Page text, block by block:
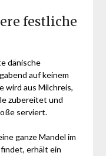
festliche
dänische
auf keinem
wird aus Milchreis,
zubereitet und
serviert.
ganze Mandel im
erhält ein